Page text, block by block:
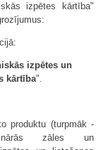
izpētes kārtība"
izpētes un
kārtība".
produktu (turpmāk -
zāles un